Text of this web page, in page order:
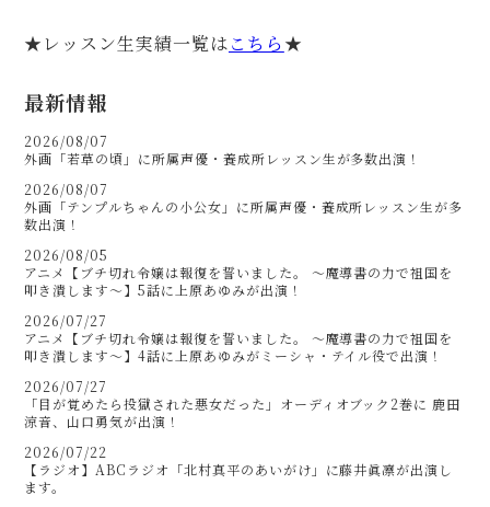
★レッスン生実績一覧はこちら ★
最新情報
2026/08/07
外画「若草の頃」に所属声優・養成所レッスン生が多数出演！
2026/08/07
外画「テンプルちゃんの小公女」に所属声優・養成所レッスン生が多
数出演！
2026/08/05
アニメ【ブチ切れ令嬢は報復を誓いました。 ～魔導書の力で祖国を
叩き潰します～】5話に上原あゆみが出演！
2026/07/27
アニメ【ブチ切れ令嬢は報復を誓いました。 ～魔導書の力で祖国を
叩き潰します～】4話に上原あゆみがミーシャ・テイル役で出演！
2026/07/27
「目が覚めたら投獄された悪女だった」オーディオブック2巻に 鹿田
涼音、山口勇気が出演！
2026/07/22
【ラジオ】ABCラジオ「北村真平のあいがけ」に藤井眞凛が出演し
ます。